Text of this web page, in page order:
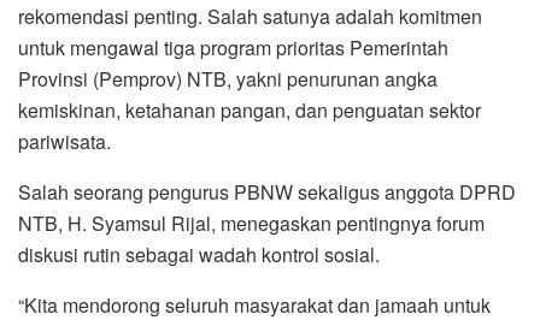
rekomendasi penting. Salah satunya adalah komitmen
untuk mengawal tiga program prioritas Pemerintah
Provinsi (Pemprov) NTB, yakni penurunan angka
kemiskinan, ketahanan pangan, dan penguatan sektor
pariwisata.
Salah seorang pengurus PBNW sekaligus anggota DPRD
NTB, H. Syamsul Rijal, menegaskan pentingnya forum
diskusi rutin sebagai wadah kontrol sosial.
“Kita mendorong seluruh masyarakat dan jamaah untuk